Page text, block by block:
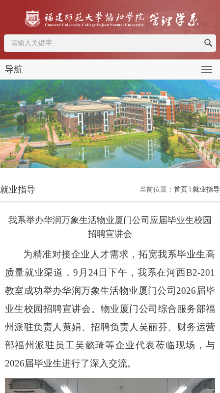
导航
当前位置： 首页 就业指导
就业指导
我系举办华润万象生活物业厦门公司应届毕业生校园
招聘宣讲会
为精准对接企业人才需求，拓宽我系毕业生高
质量就业渠道，9月24日下午，我系在河西B2-201
教室成功举办华润万象生活物业厦门公司2026届毕
业生校园招聘宣讲会。物业厦门公司综合服务部福
州派驻负责人黄娟、招聘负责人吴丽芬、财务运营
部福州派驻员工吴懿琦等企业代表莅临现场，与
2026届毕业生进行了深入交流。